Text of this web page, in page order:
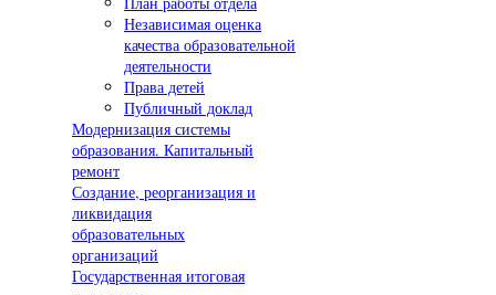
Независимая оценка
качества образовательной
деятельности
Права детей
Публичный доклад
Модернизация системы
образования. Капитальный
ремонт
Создание, реорганизация и
ликвидация
образовательных
организаций
Государственная итоговая